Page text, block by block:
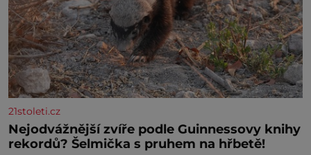
21stoleti.cz
Nejodvážnější zvíře podle Guinnessovy knihy
rekordů? Šelmička s pruhem na hřbetě!